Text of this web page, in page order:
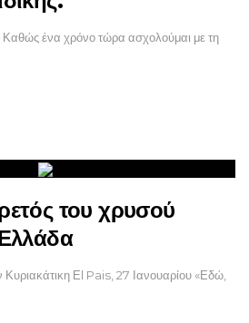
ένα χρόνο τώρα ασχολούμαι με τη
του χρυσού
Κυριακάτικη Εl Pais, 27 Ιανουαρίου «Εδώ,